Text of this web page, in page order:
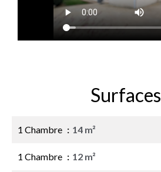
Surfaces
1 Chambre 14 m²
1 Chambre 12 m²